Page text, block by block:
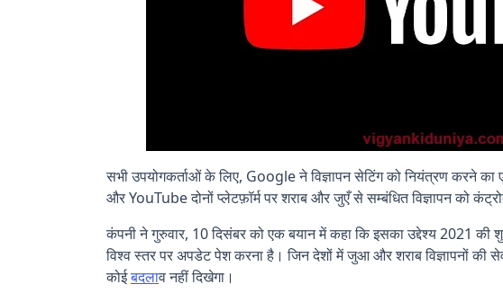
सभी उपयोगकर्ताओं के लिए, Google ने विज्ञापन सेटिंग को नियंत्रण करने
और YouTube दोनों प्लेटफ़ॉर्म पर शराब और जुएँ से सम्बंधित विज्ञापन को
कंपनी ने गुरुवार, 10 दिसंबर को एक बयान में कहा कि इसका उद्देश्य 2021
विश्व स्तर पर अपडेट पेश करना है। जिन देशों में जुआ और शराब विज्ञापनों की
कोईबदलाव नहीं दिखेगा।